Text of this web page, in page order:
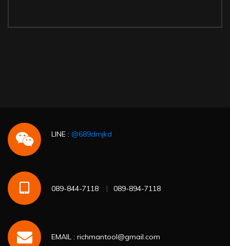
LINE : @689dmjkd
089-844-7118 089-894-7118
EMAIL : richmantool@gmail.com